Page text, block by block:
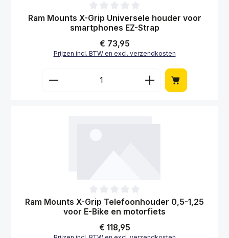
Gemiddelde waardering van 0 van 5 sterren
Ram Mounts Kleine X-Grip telefoonhouder met
Vibe-Safe en Tough-Claw
Prijzen incl. BTW en excl. verzendkosten